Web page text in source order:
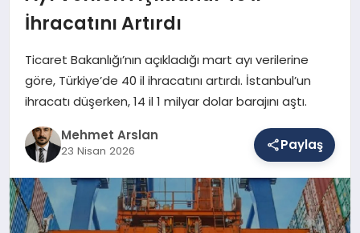
SAĞLIK
EĞITIM
DÜNYA
İhracatını Artırdı
Ticaret Bakanlığı’nın açıkladığı mart ayı verilerine
göre, Türkiye’de 40 il ihracatını artırdı. İstanbul’un
ihracatı düşerken, 14 il 1 milyar dolar barajını aştı.
Mehmet Arslan
23 Nisan 2026 Paylaş